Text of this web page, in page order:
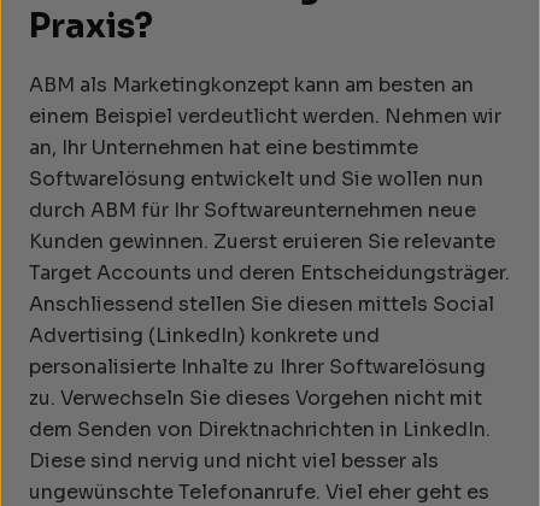
Praxis?
ABM als Marketingkonzept kann am besten an
einem Beispiel verdeutlicht werden. Nehmen wir
an, Ihr Unternehmen hat eine bestimmte
Softwarelösung entwickelt und Sie wollen nun
durch ABM für Ihr Softwareunternehmen neue
Kunden gewinnen. Zuerst eruieren Sie relevante
Target Accounts und deren Entscheidungsträger.
Anschliessend stellen Sie diesen mittels Social
Advertising (LinkedIn) konkrete und
personalisierte Inhalte zu Ihrer Softwarelösung
zu. Verwechseln Sie dieses Vorgehen nicht mit
dem Senden von Direktnachrichten in LinkedIn.
Diese sind nervig und nicht viel besser als
ungewünschte Telefonanrufe. Viel eher geht es